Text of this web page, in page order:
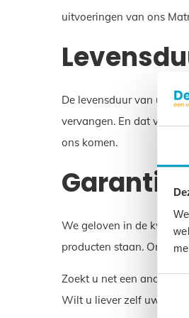
uitvoeringen van ons
De levensduur van uw
vervangen. En dat
ons komen.
Garantie
We geloven in de
producten staan. Onze
Zoekt u net een andere
Wilt u liever zelf uw